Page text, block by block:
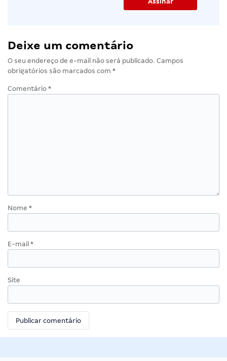
Deixe um comentário
O seu endereço de e-mail não será publicado. Campos
obrigatórios são marcados com *
Comentário *
Nome *
E-mail *
Site